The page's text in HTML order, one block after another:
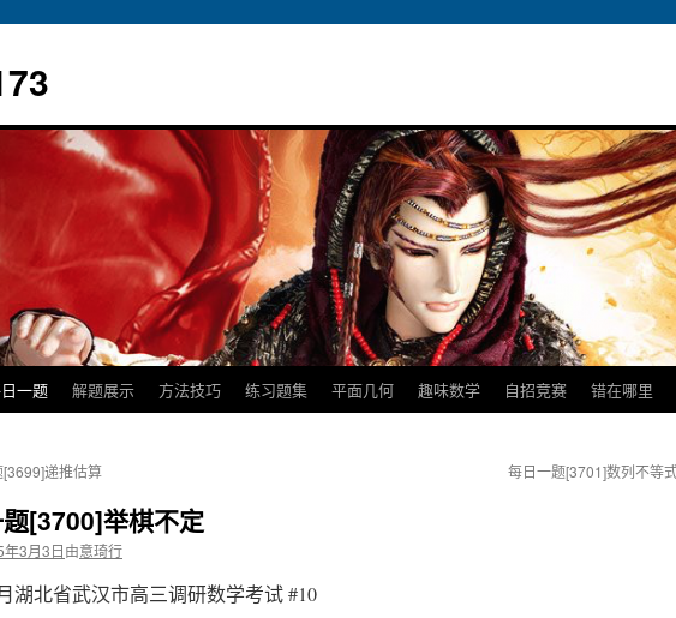
一题 解题展示 方法技巧 练习题集 平面几何 趣味数学 自招竞赛 错在哪里
递推估算 每日一题[3701]数列不等
[3700]举棋不定
3月3日由意琦行
湖北省武汉市高三调研数学考试 #10